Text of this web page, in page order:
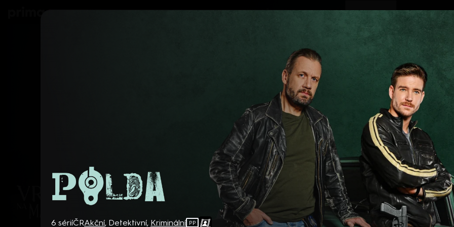
Filmy Děti Zprávy Novinky Živě TV program Operátoři
Polda
6 sériíČRAkční, Detektivní, Kriminální PP